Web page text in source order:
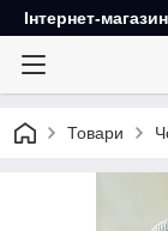
Інтернет-
Товари